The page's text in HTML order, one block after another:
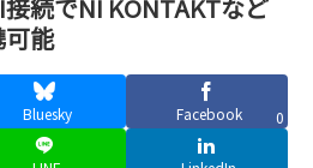
続でNI KONTAKTなど
可能
Bluesky Facebook 0